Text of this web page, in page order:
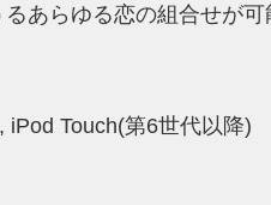
あらゆる恋の組合せが可
iPod Touch(第6世代以降)